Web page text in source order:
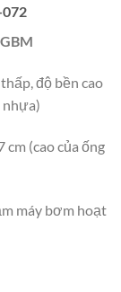
độ bền cao
nhựa)
cm (cao của ống
máy bơm hoạt